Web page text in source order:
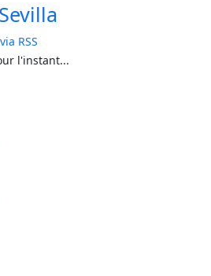
RSS
l'instant...